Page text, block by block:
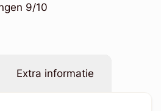
9/10
Extra informatie